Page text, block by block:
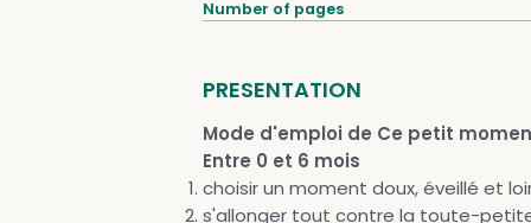
Number of pages
PRESENTATION
Mode d'emploi de Ce petit
Entre 0 et 6 mois
choisir un moment doux, éveillé et
s'allonger tout contre la toute-